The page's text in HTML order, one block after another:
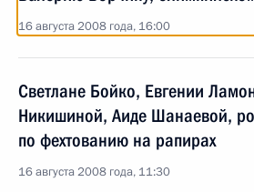
16 августа 2008 года, 16:00
Светлане Бойко, Евгении
Никишиной, Аиде Шанаевой,
по фехтованию на рапирах
16 августа 2008 года, 11:30